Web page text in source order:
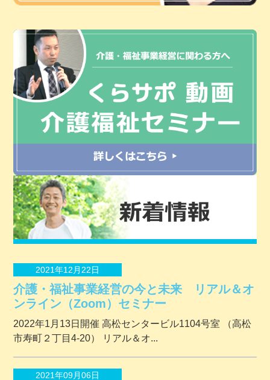
2021年12月22日
介護・福祉事業経営の今と未来 リアル＆オ
ンライン（Zoom）セミナー
2022年1月13日開催 ⾼松センタービル1104号室 （⾼松
市寿町２丁⽬4-20） リアル＆オ...
2021年09月06日